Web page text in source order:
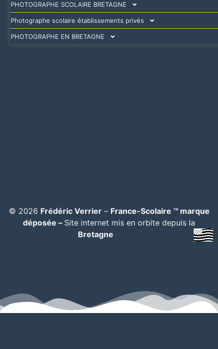
PHOTOGRAPHE SCOLAIRE BRETAGNE
Photographe scolaire établissements privés
PHOTOGRAPHE EN BRETAGNE
© 2026 Frédéric Verrier– France-Scolaire ™ marque
déposée – Site internet mis en orbite depuis la
Bretagne